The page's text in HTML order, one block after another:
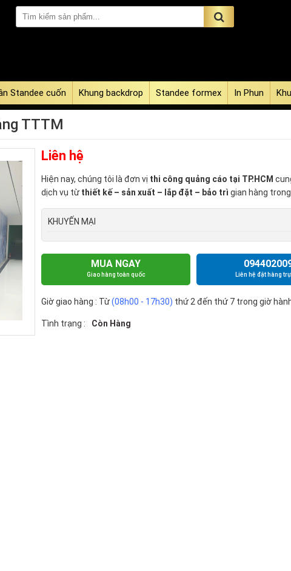
Standee cuốn Khung backdrop Standee formex In Phun
TTTM
Liên hệ
Hiện nay, chúng tôi là đơn vị thi công quảng cáo tại TP.HCM
dịch vụ từ thiết kế – sản xuất – lắp đặt – bảo trì gian hàng
KHUYẾN MẠI
MUA NGAY
Giao hàng toàn quốc Liên hệ đặt hàng
Giờ giao hàng : Từ(08h00 - 17h30) thứ 2 đến thứ 7 trong giờ
Tình trạng : Còn Hàng